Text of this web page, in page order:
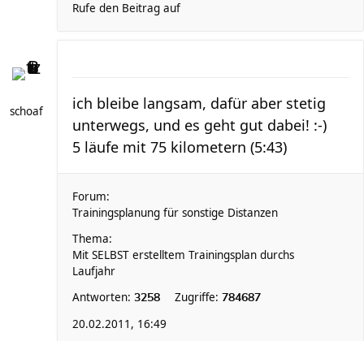
Rufe den Beitrag auf
schoaf
ich bleibe langsam, dafür aber stetig
unterwegs, und es geht gut dabei! :-)
5 läufe mit 75 kilometern (5:43)
Forum:
Trainingsplanung für sonstige Distanzen
Thema:
Mit SELBST erstelltem Trainingsplan durchs
Laufjahr
Antworten: 3258 Zugriffe: 784687
20.02.2011, 16:49